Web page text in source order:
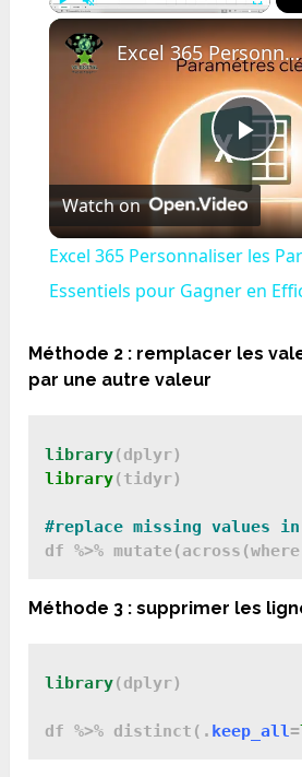
Play
Excel 365 Personnaliser les Paramètres Essentiels pour Gagner en Efficacité
Watch on
Excel 365 Personnaliser les
Essentiels pour Gagner en
Méthode 2 : remplacer les
par une autre valeur
library
library(tidyr)
df %>%
Méthode 3 : supprimer les
library(dplyr)
df %>% distinct(. keep_all=